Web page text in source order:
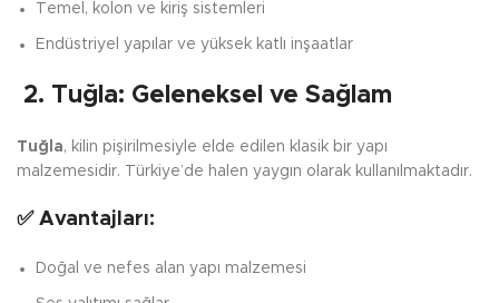
Temel, kolon ve kiriş sistemleri
Endüstriyel yapılar ve yüksek katlı inşaatlar
2. Tuğla: Geleneksel ve Sağlam
Tuğla, kilin pişirilmesiyle elde edilen klasik bir yapı
malzemesidir. Türkiye’de halen yaygın olarak kullanılmaktadır.
✅ Avantajları:
Doğal ve nefes alan yapı malzemesi